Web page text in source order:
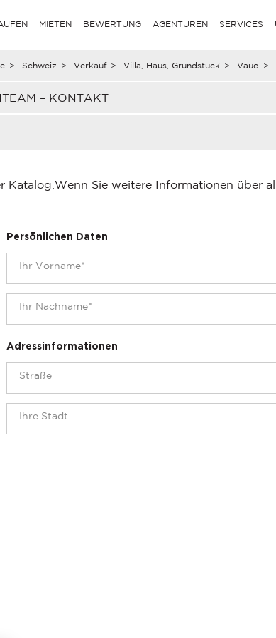
MIETEN BEWERTUNG AGENTUREN SERVICES
> Schweiz > Verkauf > Villa, Haus, Grundstück > Vaud >
– KONTAKT
Katalog. Wenn Sie weitere Informationen über
Persönlichen Daten
Adressinformationen